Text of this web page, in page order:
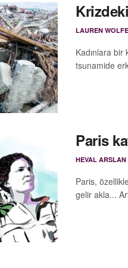
LAUREN WOLFE
Kadınlara bir
tsunamide
Paris
HEVAL ARSLAN
Paris,
gelir akla...